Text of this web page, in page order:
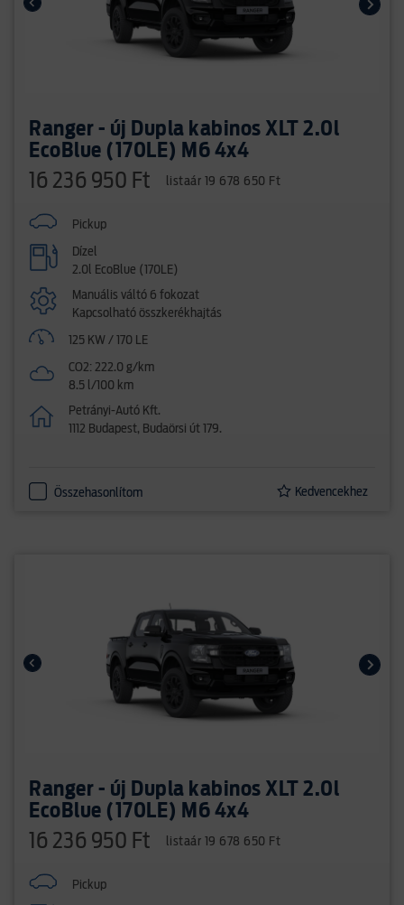
Ranger - új Dupla kabinos XLT 2.0l
EcoBlue (170LE) M6 4x4
16 236 950 Ft listaár 19 678 650 Ft
Pickup
Dízel
2.0l EcoBlue (170LE)
Manuális váltó 6 fokozat
Kapcsolható összkerékhajtás
125 KW / 170 LE
CO2: 222.0 g/km
8.5 l/100 km
Petrányi-Autó Kft.
1112 Budapest, Budaörsi út 179.
Összehasonlítom Kedvencekhez
Ranger - új Dupla kabinos XLT 2.0l
EcoBlue (170LE) M6 4x4
16 236 950 Ft listaár 19 678 650 Ft
Pickup